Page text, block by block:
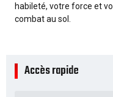
habileté, votre force et
combat au sol.
Accès rapide